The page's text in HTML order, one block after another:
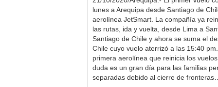
lunes a Arequipa desde Santiago de
aerolínea JetSmart. La compañía ya
las rutas, ida y vuelta, desde Lima a
Santiago de Chile y ahora se suma el
Chile cuyo vuelo aterrizó a las 15:40
primera aerolínea que reinicia los
duda es un gran día para las familias
separadas debido al cierre de